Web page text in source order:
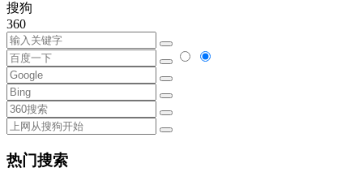
搜狗
360
热门搜索